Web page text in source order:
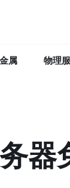
属 物理
器